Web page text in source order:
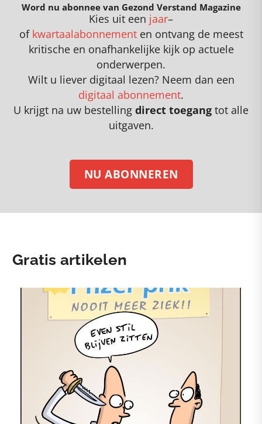
Word nu abonnee van Gezond Verstand Magazine
Kies uit een jaar–
of kwartaalabonnementen ontvang de meest
kritische en onafhankelijke kijk op actuele
onderwerpen.
Wilt u liever digitaal lezen? Neem dan een
digitaal abonnement.
U krijgt na uw bestelling direct toegang tot alle
uitgaven.
NU ABONNEREN
Gratis artikelen